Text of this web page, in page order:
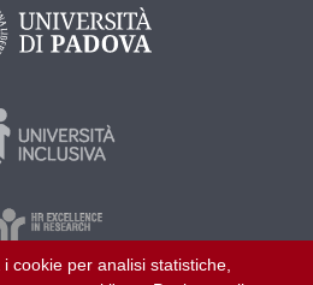
cookie per analisi statistiche,